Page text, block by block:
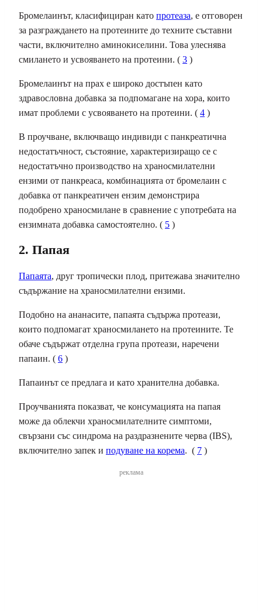
Бромелаинът, класифициран като протеаза, е отговорен
за разграждането на протеините до техните съставни
части, включително аминокиселини. Това улеснява
смилането и усвояването на протеини. ( 3 )
Бромелаинът на прах е широко достъпен като
здравословна добавка за подпомагане на хора, които
имат проблеми с усвояването на протеини. ( 4 )
В проучване, включващо индивиди с панкреатична
недостатъчност, състояние, характеризиращо се с
недостатъчно производство на храносмилателни
ензими от панкреаса, комбинацията от бромелаин с
добавка от панкреатичен ензим демонстрира
подобрено храносмилане в сравнение с употребата на
ензимната добавка самостоятелно. ( 5 )
2. Папая
Папаята, друг тропически плод, притежава значително
съдържание на храносмилателни ензими.
Подобно на ананасите, папаята съдържа протеази,
които подпомагат храносмилането на протеините. Те
обаче съдържат отделна група протеази, наречени
папаин. ( 6 )
Папаинът се предлага и като хранителна добавка.
Проучванията показват, че консумацията на папая
може да облекчи храносмилателните симптоми,
свързани със синдрома на раздразнените черва (IBS),
включително запек и подуване на корема. ( 7 )
реклама